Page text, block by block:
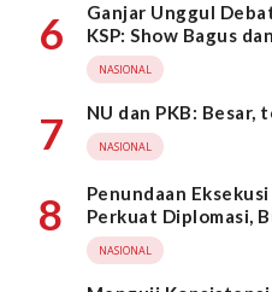
6
Ganjar Unggul
KSP: Show Bagus
NASIONAL
7 NU dan PKB:
NASIONAL
8
Penundaan
Perkuat Diplomasi,
NASIONAL